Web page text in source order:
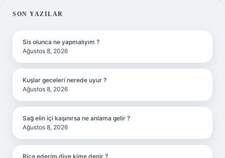
SIDEBAR
SON YAZILAR
Sis olunca ne yapmalıyım ?
Ağustos 8, 2026
Kuşlar geceleri nerede uyur ?
Ağustos 8, 2026
Sağ elin içi kaşınırsa ne anlama gelir ?
Ağustos 8, 2026
Rica ederim diye kime denir ?